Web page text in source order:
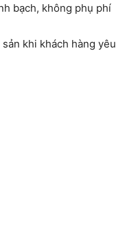
bạch, không phụ phí
khi khách hàng yêu